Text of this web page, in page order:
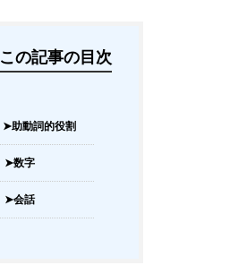
この記事の目次
➤助動詞的役割
➤数字
➤会話